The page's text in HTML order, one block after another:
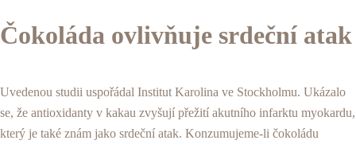
Čokoláda ovlivňuje srdeční atak
Uvedenou studii uspořádal Institut Karolina ve Stockholmu. Ukázalo
se, že antioxidanty v kakau zvyšují přežití akutního infarktu myokardu,
který je také znám jako srdeční atak. Konzumujeme-li čokoládu